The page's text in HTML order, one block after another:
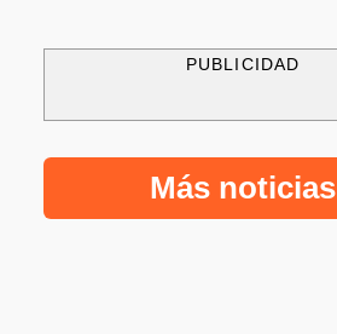
PUBLICIDAD
Más noticias